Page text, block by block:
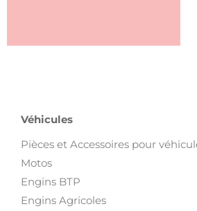
Véhicules
Pièces et Accessoires pour
Motos
Engins BTP
Engins Agricoles